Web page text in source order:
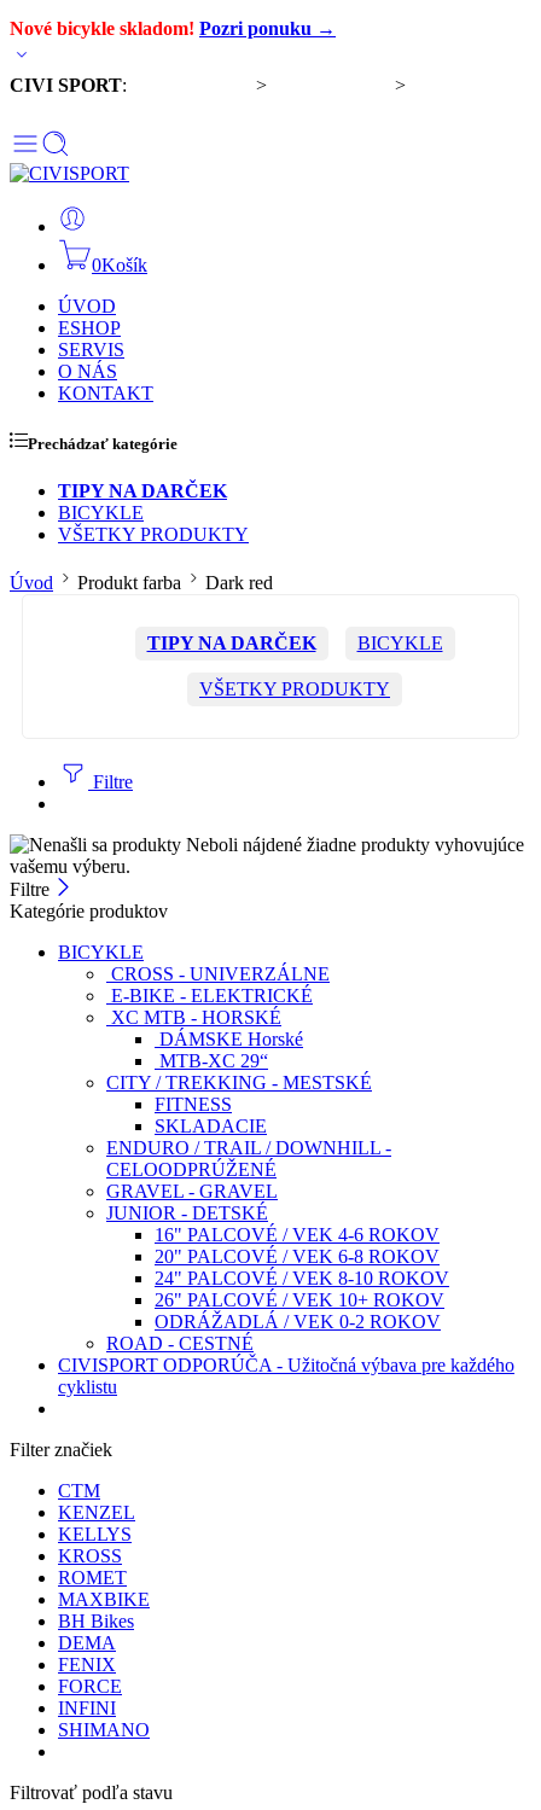
Nové bicykle skladom! Pozri ponuku →
CIVI SPORT: > >
0Košík
ÚVOD
ESHOP
SERVIS
O NÁS
KONTAKT
Prechádzať kategórie
TIPY NA DARČEK
BICYKLE
VŠETKY PRODUKTY
Úvod Produkt farba Dark red
TIPY NA DARČEK BICYKLE
VŠETKY PRODUKTY
Filtre
Neboli nájdené žiadne produkty vyhovujúce
vašemu výberu.
Filtre
Kategórie produktov
BICYKLE
CROSS - UNIVERZÁLNE
E-BIKE - ELEKTRICKÉ
XC MTB - HORSKÉ
DÁMSKE Horské
MTB-XC 29“
CITY / TREKKING - MESTSKÉ
FITNESS
SKLADACIE
ENDURO / TRAIL / DOWNHILL -
CELOODPRÚŽENÉ
GRAVEL - GRAVEL
JUNIOR - DETSKÉ
16" PALCOVÉ / VEK 4-6 ROKOV
20" PALCOVÉ / VEK 6-8 ROKOV
24" PALCOVÉ / VEK 8-10 ROKOV
26" PALCOVÉ / VEK 10+ ROKOV
ODRÁŽADLÁ / VEK 0-2 ROKOV
ROAD - CESTNÉ
CIVISPORT ODPORÚČA - Užitočná výbava pre každého
cyklistu
Filter značiek
CTM
KENZEL
KELLYS
KROSS
ROMET
MAXBIKE
BH Bikes
DEMA
FENIX
FORCE
INFINI
SHIMANO
Filtrovať podľa stavu